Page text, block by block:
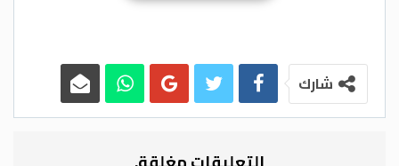
عبد الله الثاني.
وتشمل مجموعة متنوعة من الأنشطة
الرياضية، منها: الكرة الشاطئية، الشطرنج،
البلياردو، كرة الطاولة، السباحة، ألعاب القوى،
شارك